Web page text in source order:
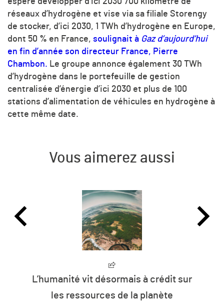
réseaux d’hydrogène et vise via sa filiale Storengy
de stocker, d’ici 2030, 1 TWh d’hydrogène en Europe,
dont 50 % en France, soulignait à Gaz d’aujourd’hui
en fin d’année son directeur France, Pierre
Chambon. Le groupe annonce également 30 TWh
d’hydrogène dans le portefeuille de gestion
centralisée d’énergie d’ici 2030 et plus de 100
stations d’alimentation de véhicules en hydrogène à
cette même date.
Vous aimerez aussi
L’humanité vit désormais à crédit sur
les ressources de la planète